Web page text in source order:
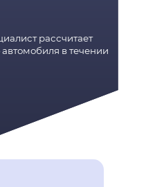
рассчитает
в течении